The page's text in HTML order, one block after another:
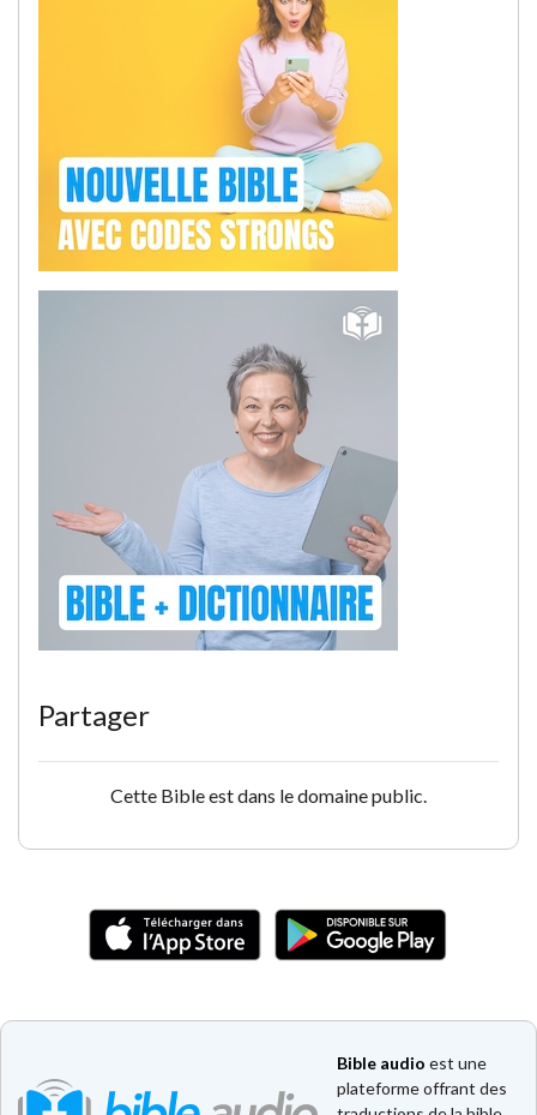
Partager
Cette Bible est dans le domaine public.
Bible audio est une
plateforme offrant des